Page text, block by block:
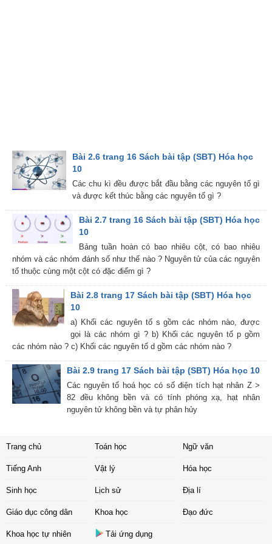
Bài 2.6 trang 16 Sách bài tập (SBT) Hóa học
10
Các chu kì đều được bắt đầu bằng các nguyên tố gì
và được kết thúc bằng các nguyên tố gì ?
Bài 2.7 trang 16 Sách bài tập (SBT) Hóa học
10
Bảng tuần hoàn có bao nhiêu cột, có bao nhiêu
nhóm và các nhóm đánh số như thế nào ? Nguyên tử của các nguyên
tố thuộc cùng một cột có đặc điểm gì ?
Bài 2.8 trang 17 Sách bài tập (SBT) Hóa học
10
a) Khối các nguyên tố s gồm các nhóm nào, được
gọi là các nhóm gì ? b) Khối các nguyên tố p gồm
các nhóm nào ? c) Khối các nguyên tố d gồm các nhóm nào ?
Bài 2.9 trang 17 Sách bài tập (SBT) Hóa học 10
Các nguyên tố hoá học có số điện tích hạt nhân Z >
82 đều không bền và có tính phóng xạ, hạt nhân
nguyên tử không bền và tự phân hủy
Trang chủ Toán học Ngữ văn
Tiếng Anh Vật lý Hóa học
Sinh học Lịch sử Địa lí
Giáo dục công dân Khoa học Đạo đức
Khoa học tự nhiên Tải ứng dụng